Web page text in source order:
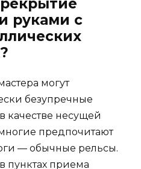
руками с
могут
безупречные
качестве несущей
предпочитают
— обычные рельсы.
пунктах приема